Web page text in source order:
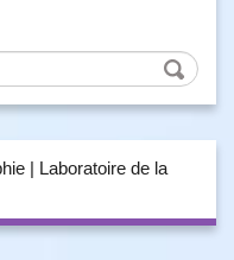
| Laboratoire de la